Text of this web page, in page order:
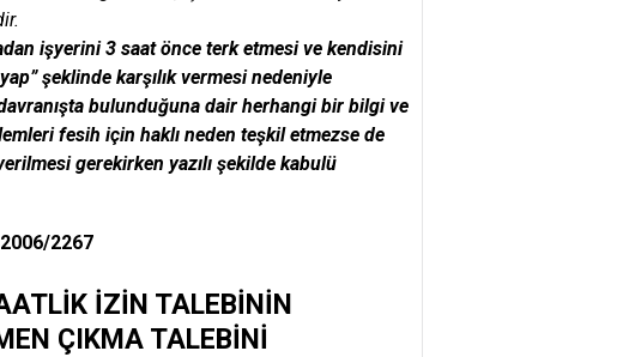
işyerini 3 saat önce terk etmesi ve kendisini
şeklinde karşılık vermesinedeniyle
bulunduğuna dair herhangi bir bilgi ve
fesih için haklı neden teşkil etmezse de
gerekirken yazılı şekilde kabulü
2267
İZİN TALEBİNİN
ÇIKMA TALEBİNİ